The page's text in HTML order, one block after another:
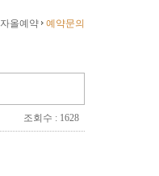
자올예약 예약문의
조회수 : 1628